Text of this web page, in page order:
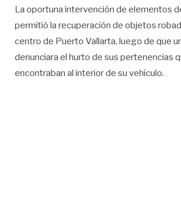
La oportuna intervención de elementos
permitió la recuperación de objetos
centro de Puerto Vallarta, luego de que
denunciara el hurto de sus pertenencias
encontraban al interior de su vehículo.